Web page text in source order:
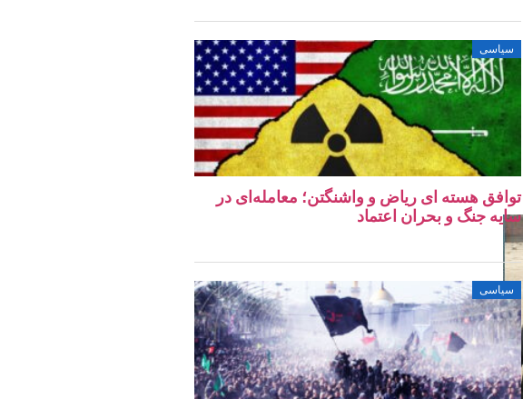
سیاسی
توافق هسته‌ ای ریاض و واشنگتن؛ معامله‌ای در
سایه جنگ و بحران اعتماد
سیاسی